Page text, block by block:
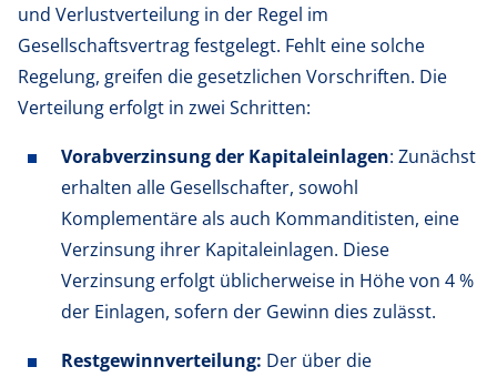
und Verlustverteilung in der Regel im
Gesellschaftsvertrag festgelegt. Fehlt eine solche
Regelung, greifen die gesetzlichen Vorschriften. Die
Verteilung erfolgt in zwei Schritten:
Vorabverzinsung der Kapitaleinlagen: Zunächst
erhalten alle Gesellschafter, sowohl
Komplementäre als auch Kommanditisten, eine
Verzinsung ihrer Kapitaleinlagen. Diese
Verzinsung erfolgt üblicherweise in Höhe von 4 %
der Einlagen, sofern der Gewinn dies zulässt.
Restgewinnverteilung: Der über die